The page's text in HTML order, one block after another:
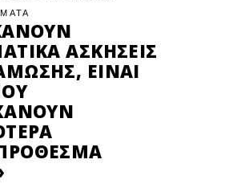
ΑΣΚΉΣΕΙΣ
ΕΊΝΑΙ